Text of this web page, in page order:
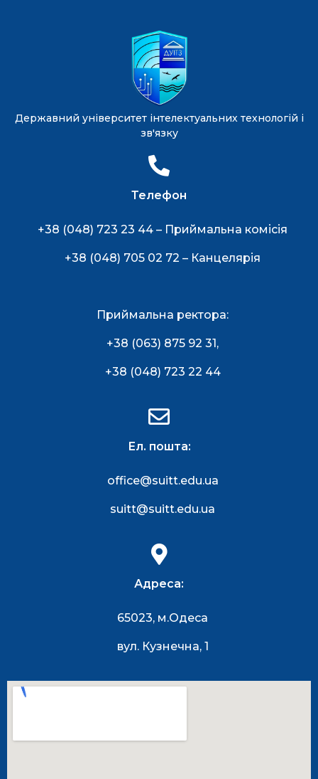
Державний університет інтелектуальних технологій і
зв'язку
Телефон
+38 (048) 723 23 44 – Приймальна комісія
+38 (048) 705 02 72 – Канцелярія
Приймальна ректора:
+38 (063) 875 92 31,
+38 (048) 723 22 44
Ел. пошта:
office@suitt.edu.ua
suitt@suitt.edu.ua
Адреса:
65023, м.Одеса
вул. Кузнечна, 1